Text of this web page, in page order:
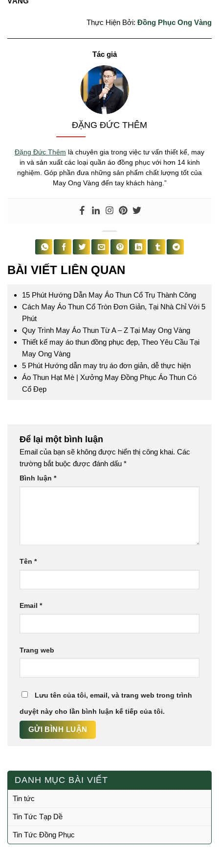
Thực Hiện Bởi: Đồng Phục Ong Vàng
ĐẶNG ĐỨC THÊM
Đặng Đức Thêm là chuyên gia trong việc tư vấn thiết kế, may
in và sản xuất các loại quần áo đồng phục với hơn 14 kinh
nghiệm. Góp phần đưa những sản phẩm chất lượng tốt của
May Ong Vàng đến tay khách hàng.”
BÀI VIẾT LIÊN QUAN
15 Phút Hướng Dẫn May Áo Thun Cổ Trụ Thành Công
Cách May Áo Thun Cổ Tròn Đơn Giản, Tại Nhà Chỉ Với 5
Phút
Quy Trình May Áo Thun Từ A – Z Tại May Ong Vàng
Thiết kế may áo thun đồng phục đẹp, Theo Yêu Cầu Tại
May Ong Vàng
5 Phút Hướng dẫn may trụ áo đơn giản, dễ thực hiện
Áo Thun Hạt Mè | Xưởng May Đồng Phục Áo Thun Có
Cổ Đẹp
Để lại một bình luận
Email của bạn sẽ không được hiển thị công khai. Các
trường bắt buộc được đánh dấu *
Bình luận *
Tên *
Email *
Trang web
Lưu tên của tôi, email, và trang web trong trình
duyệt này cho lần bình luận kế tiếp của tôi.
DANH MỤC BÀI VIẾT
Tin tức
Tin Tức Tạp Dề
Tin Tức Đồng Phục